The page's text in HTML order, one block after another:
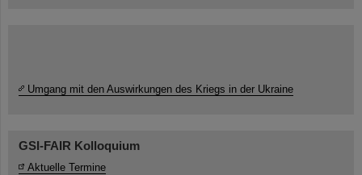
Umgang mit den Auswirkungen des Kriegs in der Ukraine
GSI-FAIR Kolloquium
Aktuelle Termine